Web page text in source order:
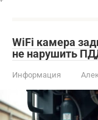
WiFi камера
не нарушить
Информация